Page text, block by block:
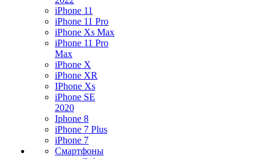
iPhone 11
iPhone 11 Pro
iPhone Xs Max
iPhone 11 Pro
Max
iPhone X
iPhone XR
IPhone Xs
iPhone SE
2020
Iphone 8
iPhone 7 Plus
iPhone 7
Смартфоны